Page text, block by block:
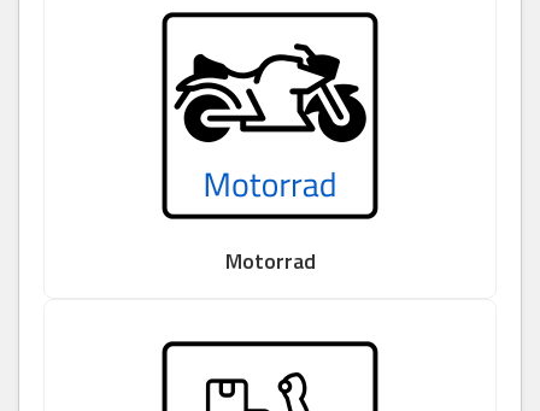
Motorrad